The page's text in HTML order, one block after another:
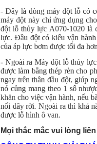
- Đây là dòng máy đột lỗ có
máy đột này chỉ ứng dụng
đột lỗ thủy lực A070-1020 là
lực. Đầu đột có kiểu vận
của áp lực bơm được tối đa
- Ngoài ra Máy đột lỗ thủy
được làm bằng thép rèn cho
ngay trên thân đầu đột, giúp
nó củng mang theo 1 số
khăn cho việc vận hành, nếu
nối dây rời. Ngoài ra thì khả
được lỗ hình ô van.
Mọi thắc mắc vui lòng liên